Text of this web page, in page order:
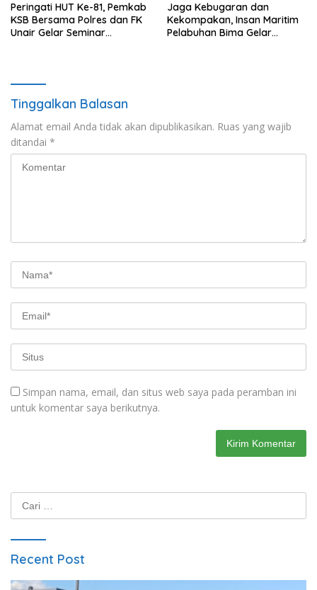
Peringati HUT Ke-81, Pemkab
KSB Bersama Polres dan FK
Unair Gelar Seminar
Jaga Kebugaran dan
Kekompakan, Insan Maritim
Pelabuhan Bima Gelar
Tinggalkan Balasan
Alamat email Anda tidak akan dipublikasikan. Ruas yang wajib
ditandai *
Simpan nama, email, dan situs web saya pada peramban ini
untuk komentar saya berikutnya.
Cari
untuk:
Recent Post